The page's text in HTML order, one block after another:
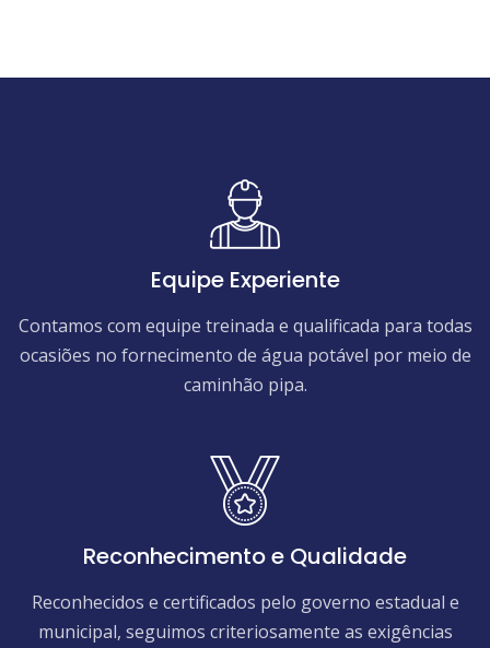
Equipe Experiente
Contamos com equipe treinada e qualificada para todas
ocasiões no fornecimento de água potável por meio de
caminhão pipa.
Reconhecimento e Qualidade
Reconhecidos e certificados pelo governo estadual e
municipal, seguimos criteriosamente as exigências